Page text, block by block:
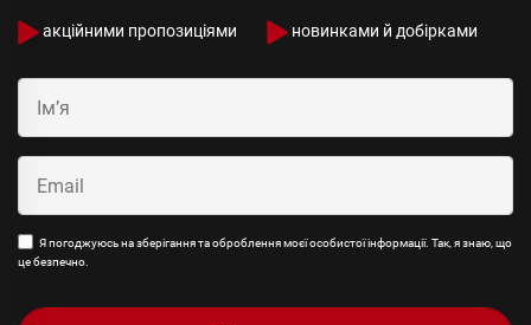
акційними пропозиціями новинками й добірками
Я погоджуюсь на зберігання та оброблення моєї особистої інформації. Так, я знаю, що
це безпечно.